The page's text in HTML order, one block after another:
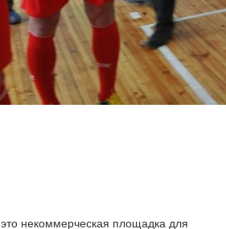
это некоммерческая площадка для